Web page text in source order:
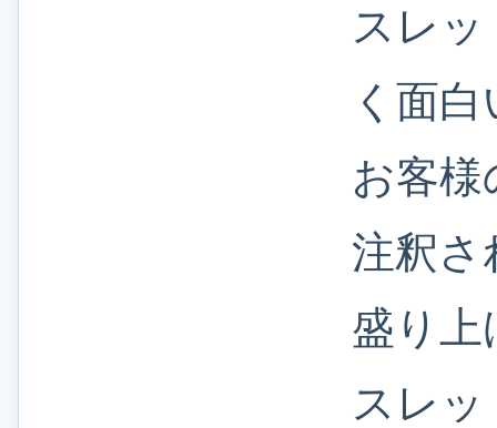
スレ
く面
お客
注釈さ
盛り上
スレ